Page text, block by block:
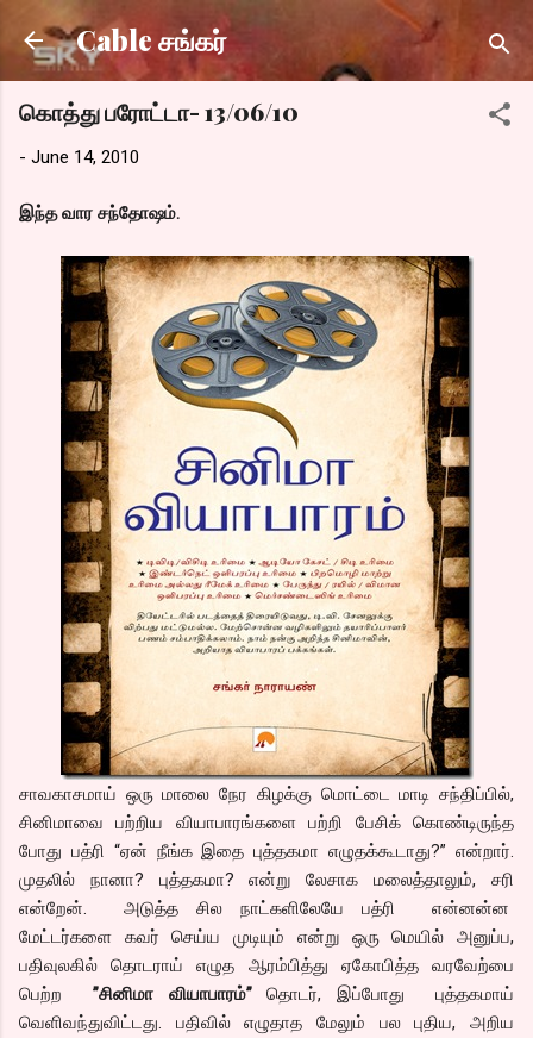
Skip to main content
Cable சங்கர்
கொத்து பரோட்டா- 13/06/10
- June 14, 2010
இந்த வார சந்தோஷம்.
சாவகாசமாய் ஒரு மாலை நேர கிழக்கு மொட்டை மாடி சந்திப்பில்,
சினிமாவை பற்றிய வியாபாரங்களை பற்றி பேசிக் கொண்டிருந்த
போது பத்ரி “ஏன் நீங்க இதை புத்தகமா எழுதக்கூடாது?” என்றார்.
முதலில் நானா? புத்தகமா? என்று லேசாக மலைத்தாலும், சரி
என்றேன். அடுத்த சில நாட்களிலேயே பத்ரி என்னன்ன
மேட்டர்களை கவர் செய்ய முடியும் என்று ஒரு மெயில் அனுப்ப,
பதிவுலகில் தொடராய் எழுத ஆரம்பித்து ஏகோபித்த வரவேற்பை
பெற்ற ”சினிமா வியாபாரம்”தொடர், இப்போது புத்தகமாய்
வெளிவந்துவிட்டது. பதிவில் எழுதாத மேலும் பல புதிய, அறிய